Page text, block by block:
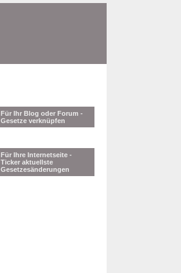
Für Ihr Blog oder Forum -
Gesetze verknüpfen
Für Ihre Internetseite -
Ticker aktuellste
Gesetzesänderungen